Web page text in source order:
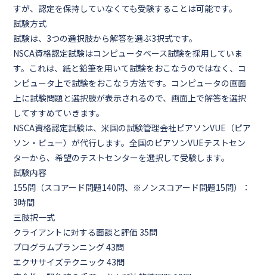
すが、認定を保持していなくても受験することは可能です。
試験方式
試験は、3つの選択肢から解答を選ぶ3択式です。
NSCA資格認定試験はコンピュータベース試験を採用していま
す。これは、紙と鉛筆を用いて試験をおこなうのではなく、コ
ンピュータ上で試験をおこなう方法です。コンピュータの画面
上に試験問題と選択肢が表示されるので、画面上で解答を選択
してすすめていきます。
NSCA資格認定試験は、米国の試験管理会社ピアソンVUE（ピア
ソン・ビュー）が代行します。全国のピアソンVUEテストセン
ターから、希望のテストセンターを選択して受験します。
試験内容
155問（スコアード問題140問、※ノンスコアード問題15問）：
3時間
三肢択一式
クライアントに対する面談と評価 35問
プログラムプランニング 43問
エクササイズテクニック 43問